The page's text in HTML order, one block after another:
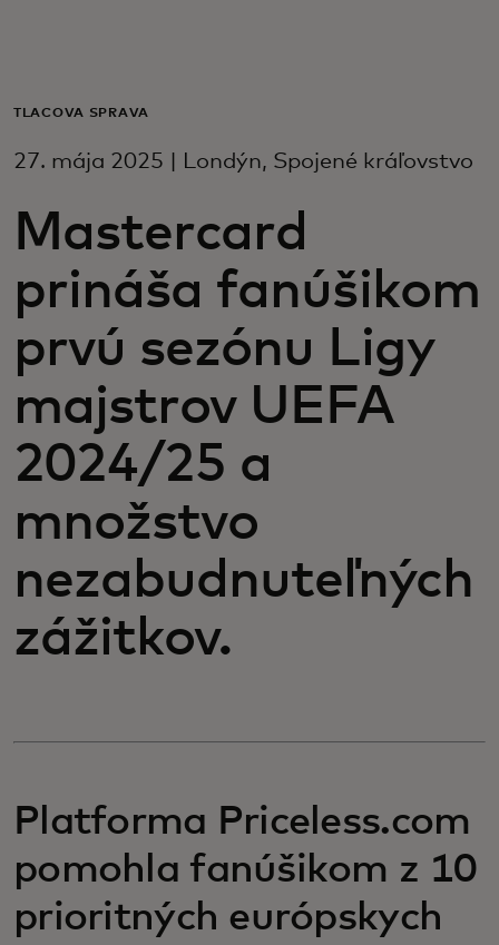
Pre firmy
Pre inovátorov
Novinky a trendy
TLAČOVÁ SPRÁVA
27. mája 2025 | Londýn, Spojené kráľovstvo
Mastercard
prináša fanúšikom
prvú sezónu Ligy
majstrov UEFA
2024/25 a
množstvo
nezabudnuteľných
zážitkov.
Platforma Priceless.com
pomohla fanúšikom z 10
prioritných európskych